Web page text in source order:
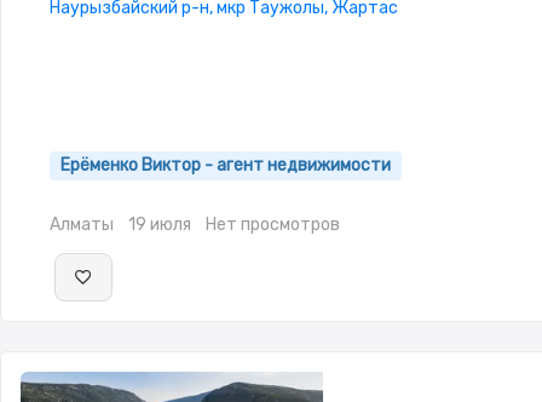
Наурызбайский р-н, мкр Таужолы, Жартас
Ерёменко Виктор - агент недвижимости
Алматы 19 июля Нет просмотров